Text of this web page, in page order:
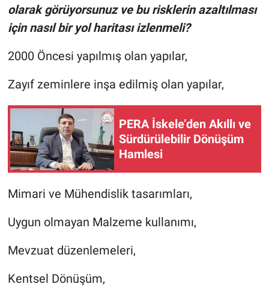
olarak görüyorsunuz ve bu risklerin azaltılması
için nasıl bir yol haritası izlenmeli?
2000 Öncesi yapılmış olan yapılar,
Zayıf zeminlere inşa edilmiş olan yapılar,
PERA İskele’den Akıllı ve
Sürdürülebilir Dönüşüm
Hamlesi
Mimari ve Mühendislik tasarımları,
Uygun olmayan Malzeme kullanımı,
Mevzuat düzenlemeleri,
Kentsel Dönüşüm,